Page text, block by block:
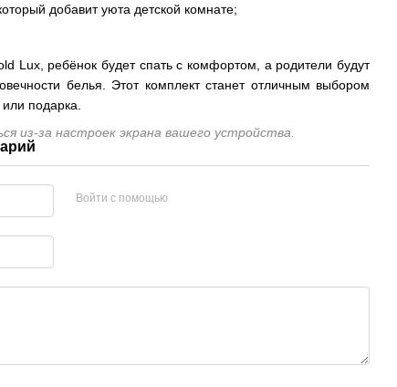
добавит уюта детской комнате;
Lux, ребёнок будет спать с комфортом, а родители будут
белья. Этот комплект станет отличным выбором
подарка.
из-за настроек экрана вашего устройства.
Войти с помощью